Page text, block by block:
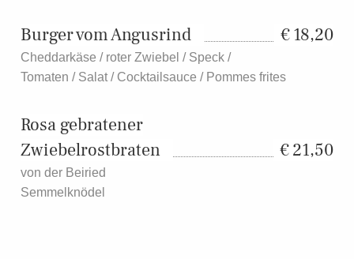
Burger vom Angusrind 18,20
Cheddarkäse / roter Zwiebel / Speck /
Tomaten / Salat / Cocktailsauce / Pommes frites
Rosa gebratener
Zwiebelrostbraten
21,50
von der Beiried
Semmelknödel